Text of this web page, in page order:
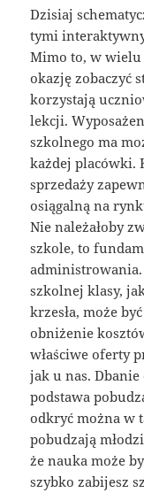
Dzisiaj
tymi
Mimo to, w wielu
okazję zobaczyć
korzystają
lekcji.
szkolnego ma
każdej placówki.
sprzedaży
osiągalną na
Nie należałoby
szkole, to
administrowania.
szkolnej klasy,
krzesła, może
obniżenie
właściwe oferty
jak u nas.
podstawa
odkryć można w
pobudzają
że nauka może
szybko zabijesz